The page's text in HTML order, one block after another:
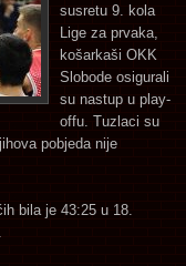
susretu 9. kola
Lige za prvaka,
košarkaši OKK
Slobode osigurali
su nastup u play-
offu. Tuzlaci su
pobjeda nije
bila je 43:25 u 18.